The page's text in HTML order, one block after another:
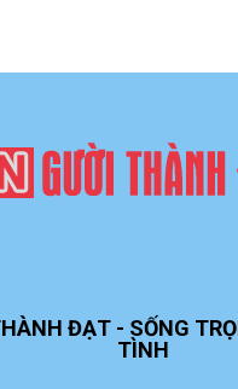
ĐẠT - SỐNG
TÌNH